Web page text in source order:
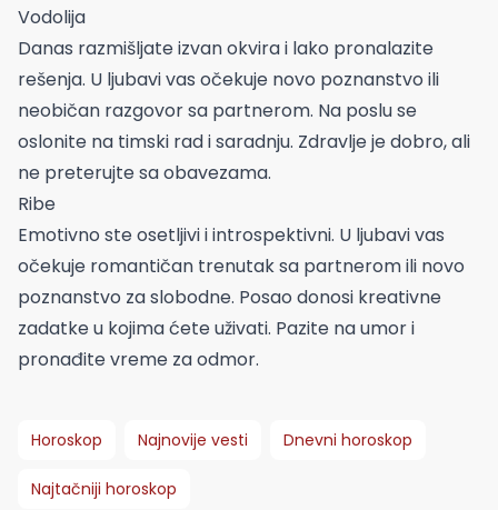
Vodolija
Danas razmišljate izvan okvira i lako pronalazite
rešenja. U ljubavi vas očekuje novo poznanstvo ili
neobičan razgovor sa partnerom. Na poslu se
oslonite na timski rad i saradnju. Zdravlje je dobro, ali
ne preterujte sa obavezama.
Ribe
Emotivno ste osetljivi i introspektivni. U ljubavi vas
očekuje romantičan trenutak sa partnerom ili novo
poznanstvo za slobodne. Posao donosi kreativne
zadatke u kojima ćete uživati. Pazite na umor i
pronađite vreme za odmor.
Horoskop Najnovije vesti Dnevni horoskop
Najtačniji horoskop